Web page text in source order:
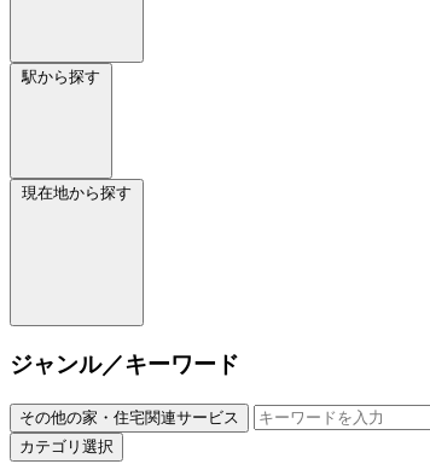
駅から探す
現在地から探す
ジャンル／キーワード
その他の家・住宅関連サービス
カテゴリ選択